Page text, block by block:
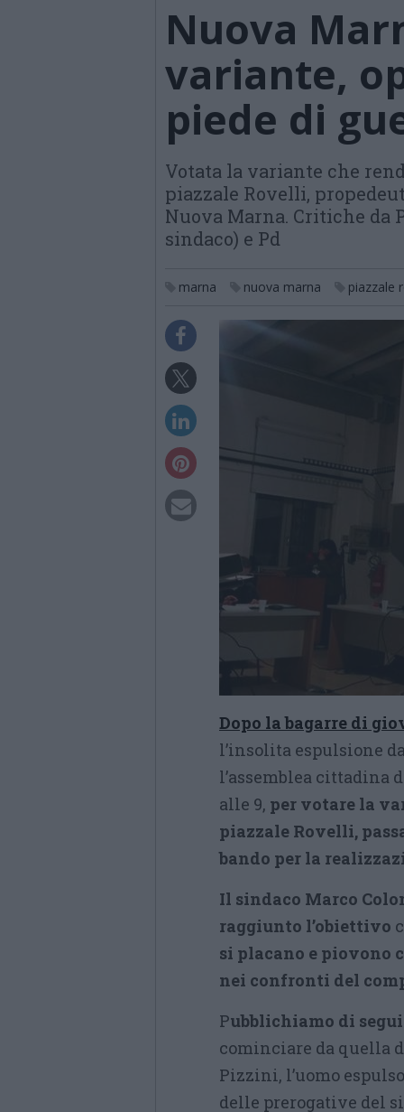
Nuova
variante,
piede di
Votata la variante che
piazzale Rovelli,
Nuova Marna. Critiche da
sindaco) e Pd
marna nuova marna piazzale
Dopo la bagarre di
l’insolita espulsione
l’assemblea cittadina
alle 9, per votare la
piazzale Rovelli,
bando per la
Il sindaco Marco
raggiunto l’obiettivo
si placano e piovono
nei confronti del
Pubblichiamo di
cominciare da quella
Pizzini, l’uomo
delle prerogative del